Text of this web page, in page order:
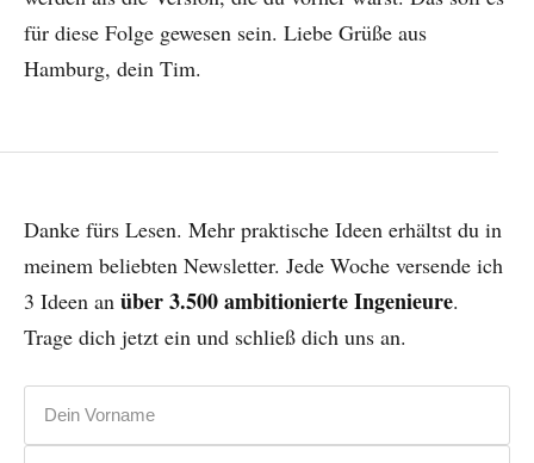
für diese Folge gewesen sein. Liebe Grüße aus
Hamburg, dein Tim.
Danke fürs Lesen. Mehr praktische Ideen erhältst du in
meinem beliebten Newsletter. Jede Woche versende ich
3 Ideen an über 3.500 ambitionierte Ingenieure.
Trage dich jetzt ein und schließ dich uns an.